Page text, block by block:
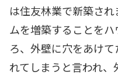
は住友林業で新築さ
ムを増築することを
ろ、外壁に穴をあけ
れてしまうと言われ